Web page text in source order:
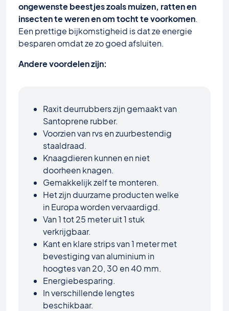
ongewenste beestjes zoals muizen, ratten en
insecten te weren en om tocht te voorkomen.
Een prettige bijkomstigheid is dat ze energie
besparen omdat ze zo goed afsluiten.
Andere voordelen zijn:
Raxit deurrubbers zijn gemaakt van
Santoprene rubber.
Voorzien van rvs en zuurbestendig
staaldraad.
Knaagdieren kunnen en niet
doorheen knagen.
Gemakkelijk zelf te monteren.
Het zijn duurzame producten welke
in Europa worden vervaardigd.
Van 1 tot 25 meter uit 1 stuk
verkrijgbaar.
Kant en klare strips van 1 meter met
bevestiging van aluminium in
hoogtes van 20, 30 en 40 mm.
Energiebesparing.
In verschillende lengtes
beschikbaar.